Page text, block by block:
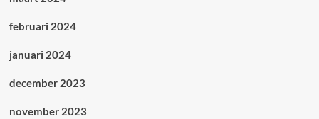
februari 2024
januari 2024
december 2023
november 2023